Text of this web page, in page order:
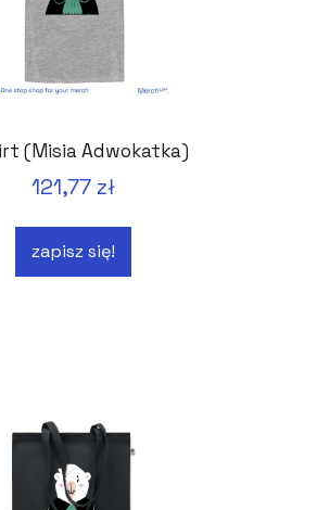
(Misia Adwokatka)
121,77 zł
zapisz się!